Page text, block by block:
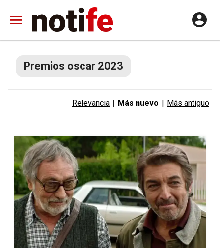
Premios oscar 2023
Relevancia | Más nuevo | Más antiguo